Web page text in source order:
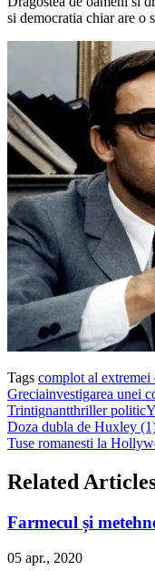
si democratia chiar are o
Tags complot al extremei
Greciainvestigarea unei
Trintignantthriller politic
Doza dubla de Huxley
Tuse romanesti la
Related
Farmecul și
05 apr., 2020